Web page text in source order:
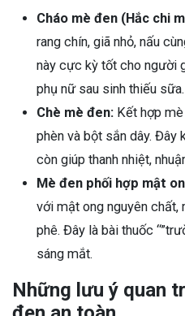
Cháo mè đen (Hắc chi
rang chín, giã nhỏ, nấu
này cực kỳ tốt cho người
phụ nữ sau sinh thiếu sữa.
Chè mè đen: Kết hợp
phèn và bột sắn dây. Đây
còn giúp thanh nhiệt,
Mè đen phối hợp mật
với mật ong nguyên chất,
phê. Đây là bài thuốc
sáng mắt.
Những lưu ý quan